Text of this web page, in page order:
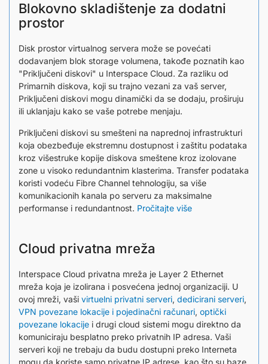
Blokovno skladištenje za dodatni
prostor
Disk prostor virtualnog servera može se povećati
dodavanjem blok storage volumena, takođe poznatih kao
"Priključeni diskovi" u Interspace Cloud. Za razliku od
Primarnih diskova, koji su trajno vezani za vaš server,
Priključeni diskovi mogu dinamički da se dodaju, proširuju
ili uklanjaju kako se vaše potrebe menjaju.
Priključeni diskovi su smešteni na naprednoj infrastrukturi
koja obezbeđuje ekstremnu dostupnost i zaštitu podataka
kroz višestruke kopije diskova smeštene kroz izolovane
zone u visoko redundantnim klasterima. Transfer podataka
koristi vodeću Fibre Channel tehnologiju, sa više
komunikacionih kanala po serveru za maksimalne
performanse i redundantnost. Pročitajte više
Cloud privatna mreža
Interspace Cloud privatna mreža je Layer 2 Ethernet
mreža koja je izolirana i posvećena jednoj organizaciji. U
ovoj mreži, vaši virtuelni privatni serveri, dedicirani serveri,
VPN povezane lokacije i pojedinačni računari, optički
povezane lokacije i drugi cloud sistemi mogu direktno da
komuniciraju besplatno preko privatnih IP adresa. Vaši
serveri koji ne trebaju da budu dostupni preko Interneta
mogu da koriste samo privatne IP adrese, kao što su baze